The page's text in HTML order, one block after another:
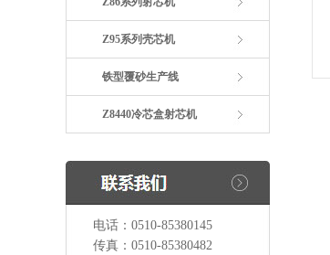
Z95系列壳芯机
铁型覆砂生产线
Z8440冷芯盒射芯机
电话：0510-85380145
传真：0510-85380482